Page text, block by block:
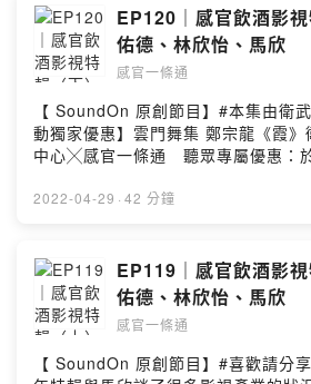
https://www.instagram.com/
通 LINE 社群：
https://line.me/ti/g2/
dZMZxFvQz9UQ襯樂：Artlist
帽子的原因。在爬梳大量的創作中，
能補齊美術史的一頁。臺灣美術兩百
https://www.books.com.tw/
＿＿感官一條通 Instagram：
https://www.instagram.com/
通 LINE 社群：
https://line.me/ti/g2/
dZMZxFvQz9UQ襯樂：Artlist
EP120｜感官飲酒影
佑德、林欣怡、馬欣
感官一條通
【 SoundOn 原創節目】#本集由衛
動獨家優惠】雲門舞集 鄭宗龍《霞
中心╳感官一條通 聽眾專屬優惠：
【CGWWY】，即可享購票85折優惠
影集，而下集我們則開始討論疫情對
而韓國對於影視產業的看法，卻是台
們都在說需要紀錄我們都忘記的台灣
歷史時，我們看見了什麼？在台灣的
我們都會看到同一個媽媽？同一個阿
更為兇猛？但也將從最近常看見的影
2022-04-29 · 42 分鐘
EP119｜感官飲酒影
佑德、林欣怡、馬欣
感官一條通
【 SoundOn 原創節目】#喜歡請分